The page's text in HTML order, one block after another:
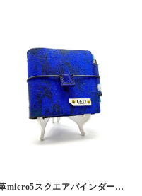
革micro5スクエアバインダー手帳 “ 漠然とした青の不安” 本革